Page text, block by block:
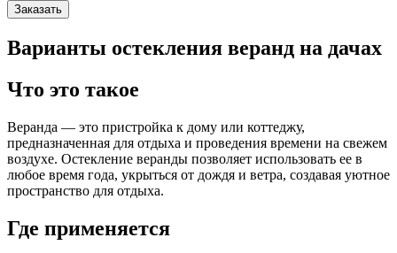
Заказать
Варианты остекления веранд на дачах
Что это такое
Веранда — это пристройка к дому или коттеджу,
предназначенная для отдыха и проведения времени на свежем
воздухе. Остекление веранды позволяет использовать ее в
любое время года, укрыться от дождя и ветра, создавая уютное
пространство для отдыха.
Где применяется